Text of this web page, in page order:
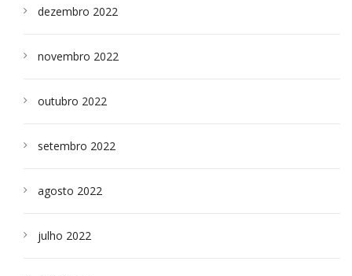
dezembro 2022
novembro 2022
outubro 2022
setembro 2022
agosto 2022
julho 2022